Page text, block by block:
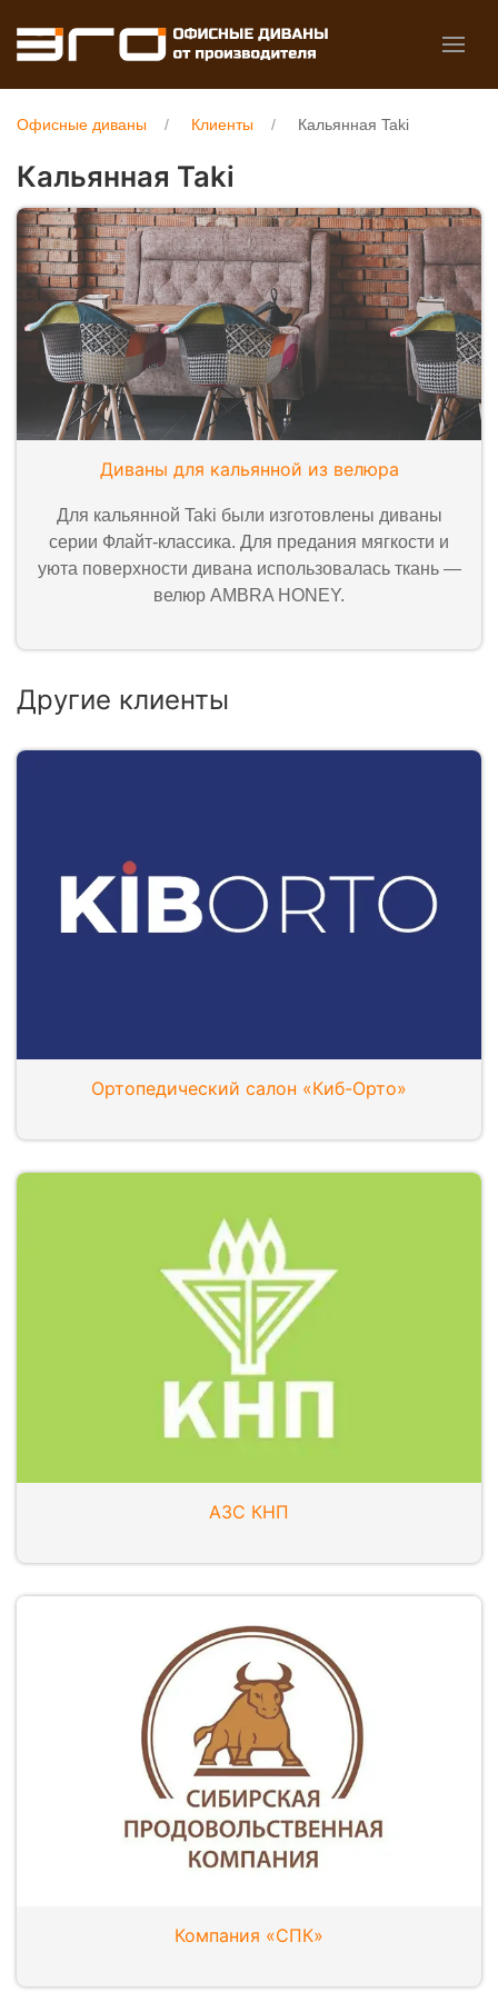
Офисные диваны Клиенты Кальянная Taki
Кальянная Taki
Диваны для кальянной из велюра
Для кальянной Taki были изготовлены диваны
серии Флайт-классика. Для предания мягкости и
уюта поверхности дивана использовалась ткань —
велюр AMBRA HONEY.
Другие клиенты
Ортопедический салон «Киб-Орто»
АЗС КНП
Компания «СПК»